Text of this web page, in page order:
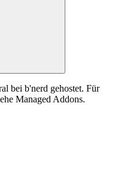
bei b'nerd gehostet. Für
Managed Addons.